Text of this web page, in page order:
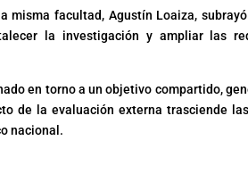
misma facultad, Agustín Loaiza,
la investigación y ampliar las
en torno a un objetivo compartido,
de la evaluación externa trasciende
nacional.